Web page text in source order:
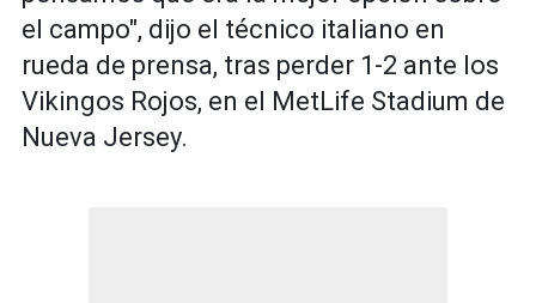
el campo", dijo el técnico italiano en
rueda de prensa, tras perder 1-2 ante los
Vikingos Rojos, en el MetLife Stadium de
Nueva Jersey.